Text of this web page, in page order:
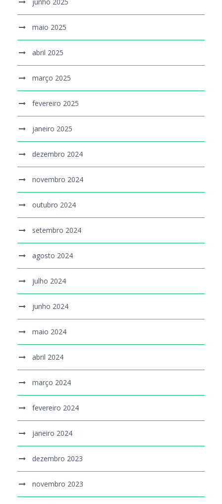
junho 2025
maio 2025
abril 2025
março 2025
fevereiro 2025
janeiro 2025
dezembro 2024
novembro 2024
outubro 2024
setembro 2024
agosto 2024
julho 2024
junho 2024
maio 2024
abril 2024
março 2024
fevereiro 2024
janeiro 2024
dezembro 2023
novembro 2023